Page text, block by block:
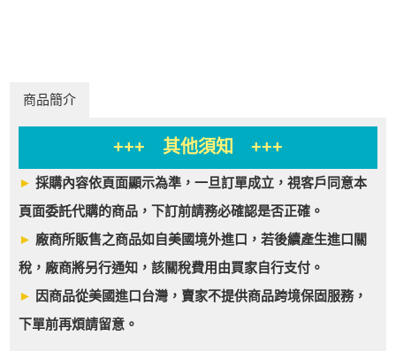
商品簡介
+++ 其他須知 +++
►採購內容依頁面顯示為準，一旦訂單成立，視客戶同意本
頁面委託代購的商品，下訂前請務必確認是否正確。
► 廠商所販售之商品如自美國境外進口，若後續產生進口關
稅，廠商將另行通知，該關稅費用由買家自行支付。
► 因商品從美國進口台灣，賣家不提供商品跨境保固服務，
下單前再煩請留意。